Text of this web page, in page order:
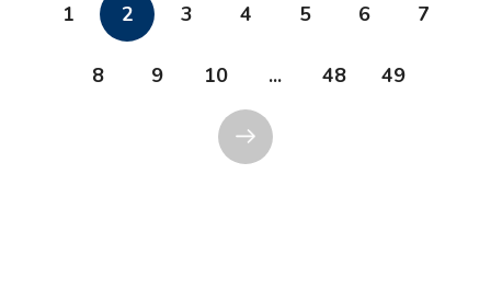
1 2 3 4 5 6 7
8 9 10 ... 48 49